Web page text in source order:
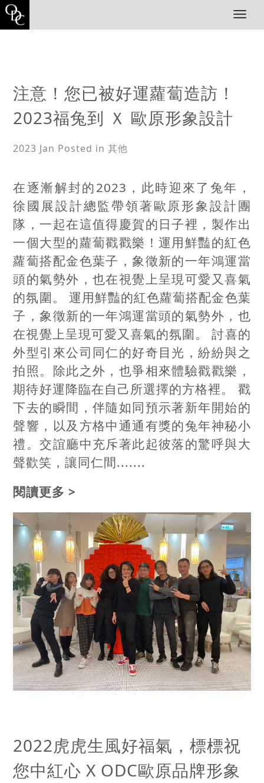
T
o
n
注意！您已被好運蘿蔔造訪！
2023福兔到 Ｘ 歐原形象設計
2023 Jan Posted in 其他
在逐漸解封的2023，此時迎來了兔年，
徐國展設計總監帶領著歐原形象設計團
隊，一起在這值得慶賀的日子裡，製作出
一個大型的蘿蔔戳戳樂！運用鮮豔的紅色
蘿蔔搭配金色葉子，象徵新的一年鴻運當
頭的氣勢外，也在視覺上呈現可愛又喜氣
的氛圍。 運用鮮豔的紅色蘿蔔搭配金色葉
子，象徵新的一年鴻運當頭的氣勢外，也
在視覺上呈現可愛又喜氣的氛圍。 討喜的
外型引來公司同仁的好奇目光，紛紛與之
拍照。除此之外，也爭相來體驗戳戳樂，
期待好運降臨在自己所選擇的方格裡。 戳
下去的瞬間，伴隨如同預示著新年開始的
聲響，以及方格中通通有獎的兔年神秘小
禮。交誼廳中充斥著此起彼落的驚呼與大
聲歡笑，讓同仁間.......
閱讀更多 >
2022虎虎生風好福氣，標標祝
您中紅心 X ODC歐原品牌形象